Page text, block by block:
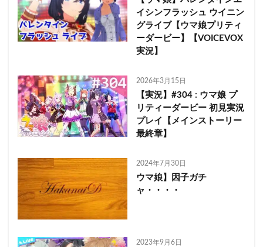
イシンフラッシュ ウイニン
グライブ【ウマ娘プリティ
ーダービー】【VOICEVOX
実況】
2026年3月15日
【実況】#304 : ウマ娘 プ
リティーダービー 初見実況
プレイ【メインストーリー
最終章】
2024年7月30日
ウマ娘】因子ガチ
ャ・・・・
2023年9月6日